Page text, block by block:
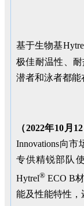
基于生物基
极佳耐温性、
潜者和泳者都能
（2022年10月 12
Innovations向
专供精锐部队
Hytrel® ECO B
能及性能特性，